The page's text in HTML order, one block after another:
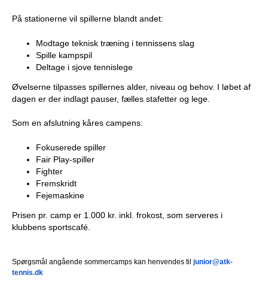
u
b
På stationerne vil spillerne blandt andet:
Modtage teknisk træning i tennissens slag
Spille kampspil
Deltage i sjove tennislege
Øvelserne tilpasses spillernes alder, niveau og behov. I løbet af
dagen er der indlagt pauser, fælles stafetter og lege.
Som en afslutning kåres campens:
Fokuserede spiller
Fair Play-spiller
Fighter
Fremskridt
Fejemaskine
Prisen pr. camp er 1.000 kr. inkl. frokost, som serveres i
klubbens sportscafé.
Spørgsmål angående sommercamps kan henvendes til junior@atk-
tennis.dk